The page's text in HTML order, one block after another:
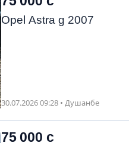
Opel Astra g 2007
30.07.2026 09:28 • Душанбе
75 000 с